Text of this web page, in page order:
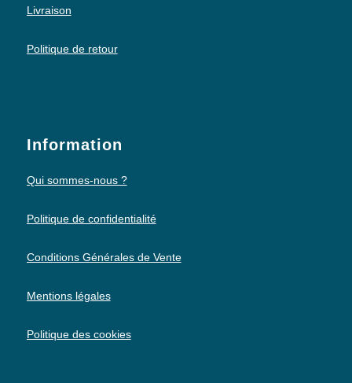
Livraison
Politique de retour
Information
Qui sommes-nous ?
Politique de confidentialité
Conditions Générales de Vente
Mentions légales
Politique des cookies